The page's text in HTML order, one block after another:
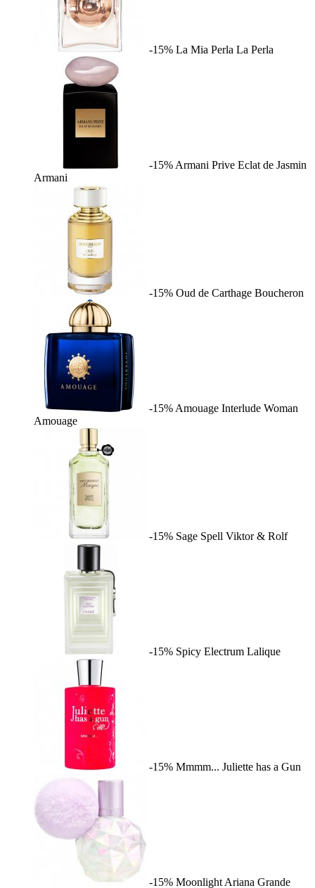
-15% La Mia Perla La Perla
-15% Armani Prive Eclat de Jasmin
Armani
-15% Oud de Carthage Boucheron
-15% Amouage Interlude Woman
Amouage
-15% Sage Spell Viktor & Rolf
-15% Spicy Electrum Lalique
-15% Mmmm... Juliette has a Gun
-15% Moonlight Ariana Grande